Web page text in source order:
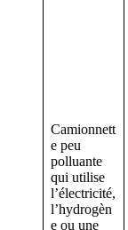
Camionnett
e peu
polluante
qui utilise
l’électricité,
l’hydrogèn
e ou une